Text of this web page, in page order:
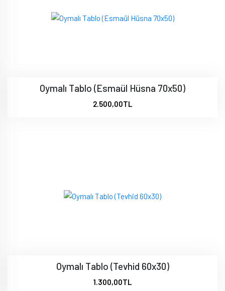
Oymalı Tablo (Esmaül Hüsna 70x50)
2.500,00TL
Oymalı Tablo (Tevhid 60x30)
1.300,00TL